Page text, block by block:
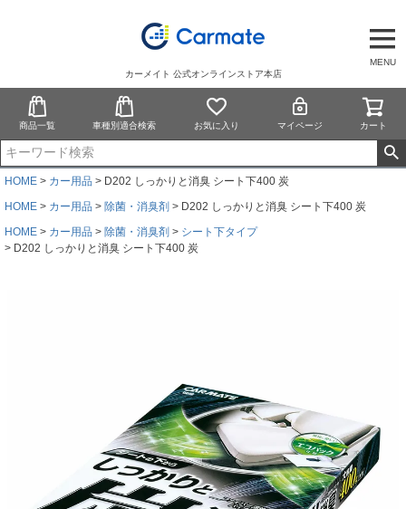
MENU
カーメイト 公式オンラインストア本店
商品一覧 車種別適合検索 お気に入り マイページ カート
HOME カー用品
D202 しっかりと消臭 シート下400 炭
HOME
カー用品 除菌・消臭剤
D202 しっかりと消臭 シート下400 炭
HOME
カー用品 除菌・消臭剤
シート下タイプ
D202 しっかりと消臭 シート下400 炭